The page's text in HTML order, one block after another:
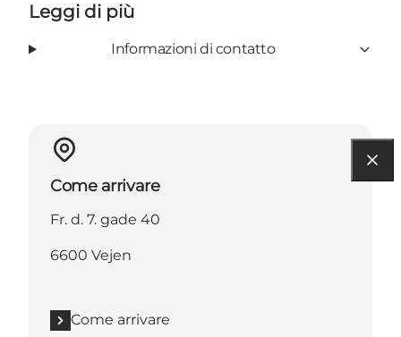
Leggi di più
Informazioni di contatto
Come arrivare
Fr. d. 7. gade 40
6600 Vejen
Come arrivare